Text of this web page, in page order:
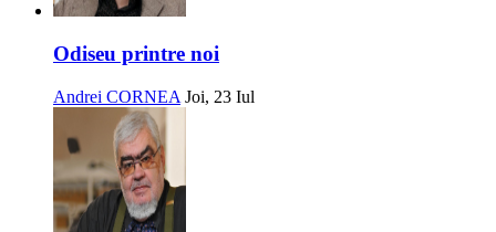
Odiseu printre noi
Andrei CORNEA Joi, 23 Iul